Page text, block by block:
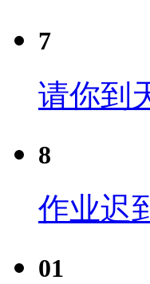
7
请你到
8
作业迟
01